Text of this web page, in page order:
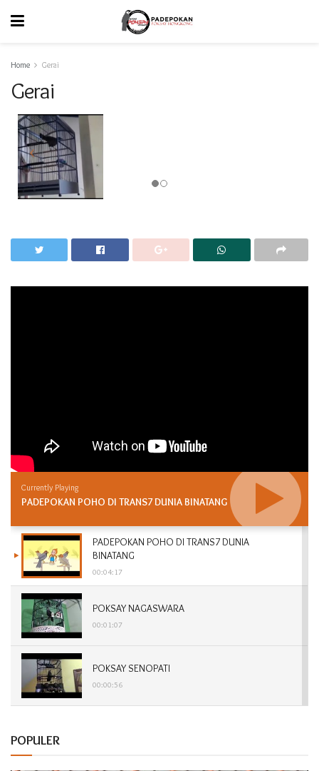
Home Gerai
Gerai
Currently Playing
PADEPOKAN POHO DI TRANS7 DUNIA BINATANG
PADEPOKAN POHO DI TRANS7 DUNIA
BINATANG
00:04:17
POKSAY NAGASWARA
00:01:07
POKSAY SENOPATI
00:00:56
POPULER